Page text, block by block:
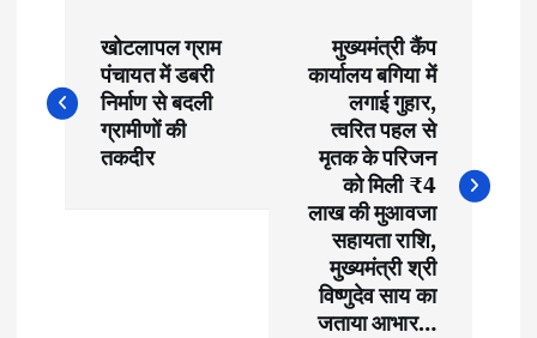
o
खोटलापल ग्राम
पंचायत में डबरी
निर्माण से बदली
ग्रामीणों की
तकदीर
मुख्यमंत्री कैंप
कार्यालय बगिया में
लगाई गुहार,
त्वरित पहल से
मृतक के परिजन
को मिली ₹4
लाख की मुआवजा
सहायता राशि,
मुख्यमंत्री श्री
विष्णुदेव साय का
जताया आभार…